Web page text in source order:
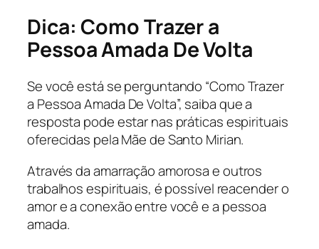
Dica: Como Trazer a
Pessoa Amada De Volta
Se você está se perguntando “Como Trazer
a Pessoa Amada De Volta”, saiba que a
resposta pode estar nas práticas espirituais
oferecidas pela Mãe de Santo Mirian.
Através da amarração amorosa e outros
trabalhos espirituais, é possível reacender o
amor e a conexão entre você e a pessoa
amada.